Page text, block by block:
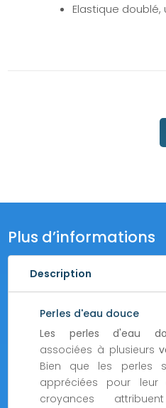
Elastique
Plus d’informations
Description
Perles d'eau douce
Les perles d'eau
associées à plusieurs
Bien que les perles
appréciées pour leur
croyances